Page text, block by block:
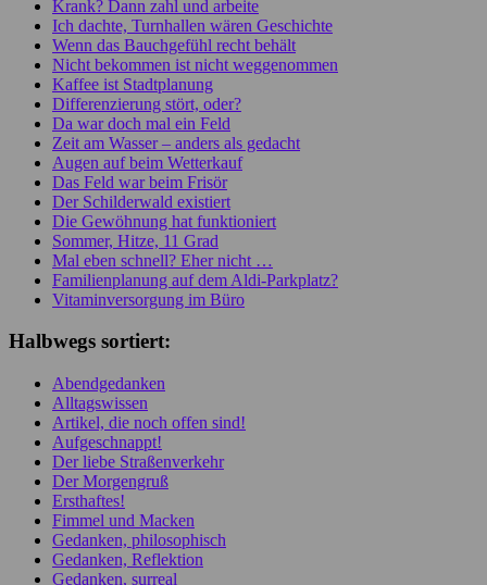
Krank? Dann zahl und arbeite
Ich dachte, Turnhallen wären Geschichte
Wenn das Bauchgefühl recht behält
Nicht bekommen ist nicht weggenommen
Kaffee ist Stadtplanung
Differenzierung stört, oder?
Da war doch mal ein Feld
Zeit am Wasser – anders als gedacht
Augen auf beim Wetterkauf
Das Feld war beim Frisör
Der Schilderwald existiert
Die Gewöhnung hat funktioniert
Sommer, Hitze, 11 Grad
Mal eben schnell? Eher nicht …
Familienplanung auf dem Aldi-Parkplatz?
Vitaminversorgung im Büro
Halbwegs sortiert:
Abendgedanken
Alltagswissen
Artikel, die noch offen sind!
Aufgeschnappt!
Der liebe Straßenverkehr
Der Morgengruß
Ersthaftes!
Fimmel und Macken
Gedanken, philosophisch
Gedanken, Reflektion
Gedanken, surreal